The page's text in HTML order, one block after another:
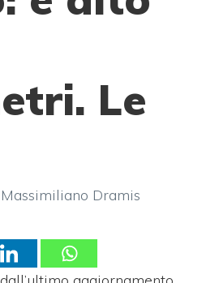
Le
Massimiliano Dramis